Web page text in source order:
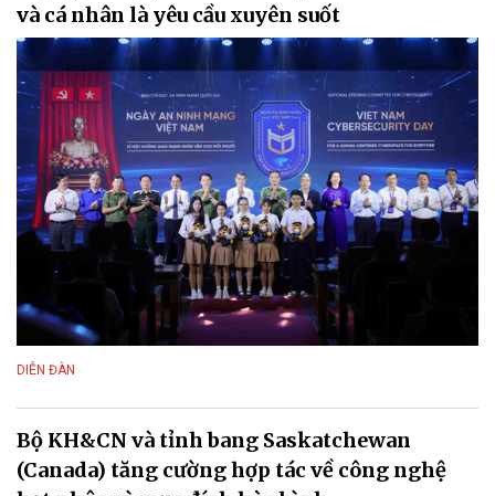
và cá nhân là yêu cầu xuyên suốt
DIỄN ĐÀN
Bộ KH&CN và tỉnh bang Saskatchewan
(Canada) tăng cường hợp tác về công nghệ